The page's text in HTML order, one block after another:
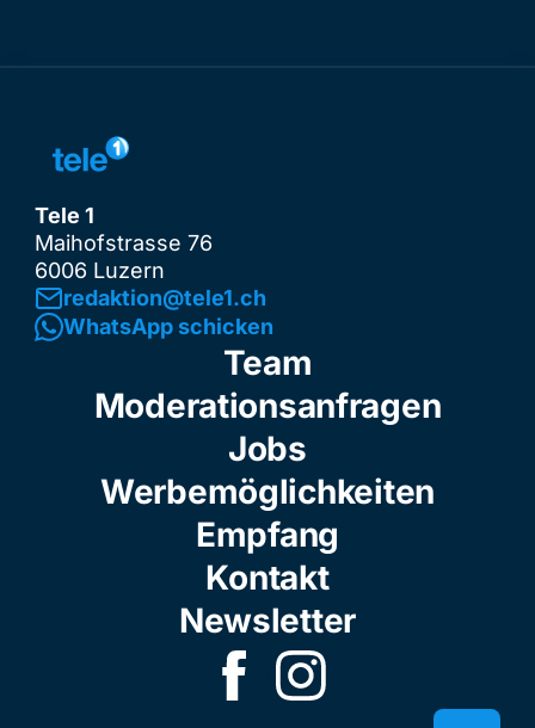
Tele 1
Maihofstrasse 76
6006 Luzern
redaktion@tele1.ch
WhatsApp schicken
Team
Moderationsanfragen
Jobs
Werbemöglichkeiten
Empfang
Kontakt
Newsletter